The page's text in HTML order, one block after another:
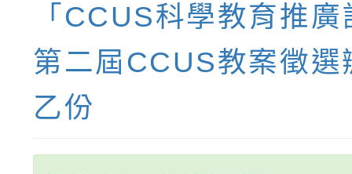
「CCUS科學教育推
第二屆CCUS教案徵選
乙份